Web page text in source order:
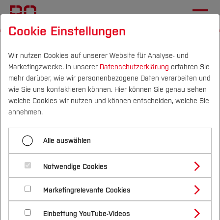
Campus Personen DE|EN Quicklinks
Studium
Studienangebote
Bachelorstudiengänge
Masterstudiengänge
Vor dem Studium
Bewerben & Einschreiben
Bewerbungsportal
Im Studium
Studienbüros und Prüfungen
Nach dem Studium
Forschung & Transfer
Profil
Forschungs- und Transferprofil
Schwerpunkte (FuT)
Beratung & Förderung
Nachhaltigkeit
Nachhaltigkeit studieren
International
Individuelle Beratung
Studierendencoaching
Studieren in Deutschland
Art:Selbstlernkurs
Interessant fürStudierende mit Schulabschluss
im Ausland
Ziel:grundlegende Anforderungen eines Studiums
in Deutschland kennenlernen
Inhalte und Themen:
Cookie Einstellungen
Wir nutzen Cookies auf unserer Website für Analyse- und
Marketingzwecke. In unserer Datenschutzerklärung erfahren Sie
mehr darüber, wie wir personenbezogene Daten verarbeiten und
wie Sie uns kontaktieren können. Hier können Sie genau sehen
welche Cookies wir nutzen und können entscheiden, welche Sie
annehmen.
Alle auswählen
Notwendige Cookies
Marketingrelevante Cookies
Einbettung YouTube-Videos